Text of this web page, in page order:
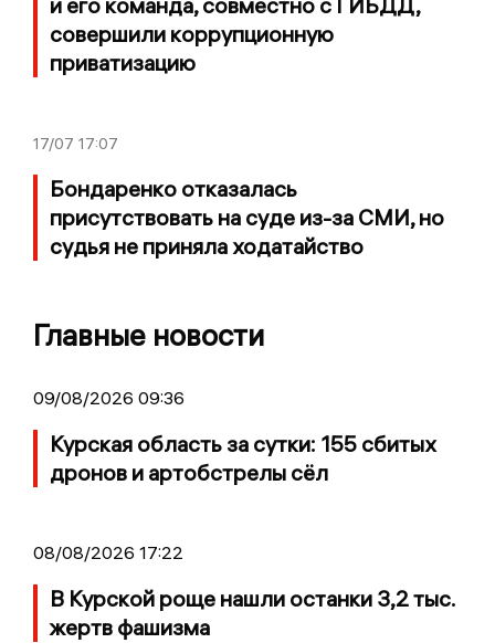
совершили коррупционную
приватизацию
17/07 17:07
Бондаренко отказалась
присутствовать на суде из-за СМИ, но
судья не приняла ходатайство
Главные новости
09/08/2026 09:36
Курская область за сутки: 155 сбитых
дронов и артобстрелы сёл
08/08/2026 17:22
В Курской роще нашли останки 3,2 тыс.
жертв фашизма